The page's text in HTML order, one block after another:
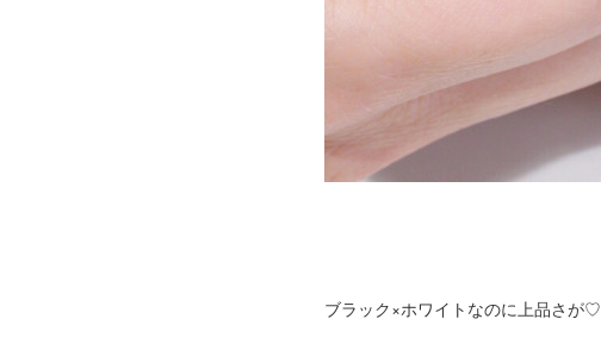
ブラック×ホワイトなのに上品さが♡